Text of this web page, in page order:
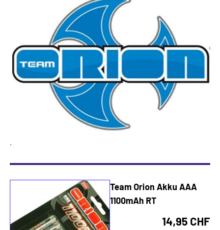
.
Team Orion Akku AAA
1100mAh RT
14,95 CHF